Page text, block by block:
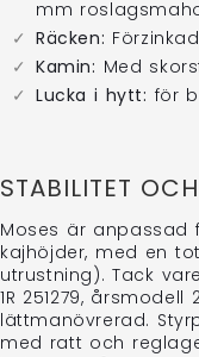
mm
Räcken:
Kamin: Med
Lucka i hytt: för
STABILITET
Moses är anpassad
kajhöjder, med en
utrustning). Tack
1R 251279,
lättmanövrerad.
med ratt och